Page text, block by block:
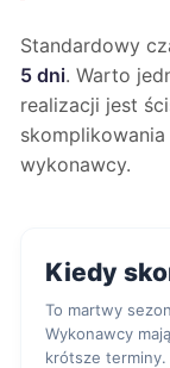
Standardowy
5 dni. Warto
realizacji jest
wykonawcy.
Kiedy
To martwy
Wykonawcy
krótsze terminy.